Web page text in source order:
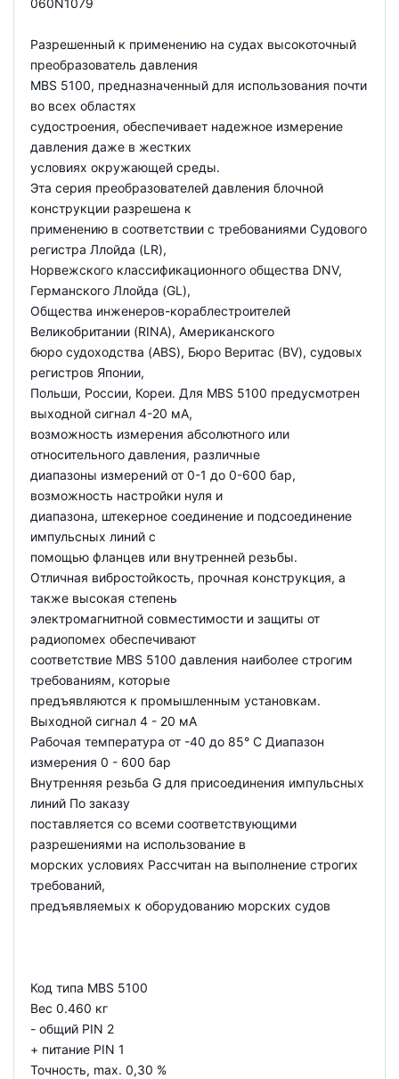
Разрешенный к применению на судах высокоточный
преобразователь давления
MBS 5100, предназначенный для использования почти
во всех областях
судостроения, обеспечивает надежное измерение
давления даже в жестких
условиях окружающей среды.
Эта серия преобразователей давления блочной
конструкции разрешена к
применению в соответствии с требованиями Судового
регистра Ллойда (LR),
Норвежского классификационного общества DNV,
Германского Ллойда (GL),
Общества инженеров-кораблестроителей
Великобритании (RINA), Американского
бюро судоходства (ABS), Бюро Веритас (BV), судовых
регистров Японии,
Польши, России, Кореи. Для MBS 5100 предусмотрен
выходной сигнал 4-20 мА,
возможность измерения абсолютного или
относительного давления, различные
диапазоны измерений от 0-1 до 0-600 бар,
возможность настройки нуля и
диапазона, штекерное соединение и подсоединение
импульсных линий с
помощью фланцев или внутренней резьбы.
Отличная вибростойкость, прочная конструкция, а
также высокая степень
электромагнитной совместимости и защиты от
радиопомех обеспечивают
соответствие MBS 5100 давления наиболее строгим
требованиям, которые
предъявляются к промышленным установкам.
Выходной сигнал 4 - 20 мА
Рабочая температура от -40 до 85° C Диапазон
измерения 0 - 600 бар
Внутренняя резьба G для присоединения импульсных
линий По заказу
поставляется со всеми соответствующими
разрешениями на использование в
морских условиях Рассчитан на выполнение строгих
требований,
предъявляемых к оборудованию морских судов
Код типа MBS 5100
Вес 0.460 кг
- общий PIN 2
+ питание PIN 1
Точность, max. 0,30 %